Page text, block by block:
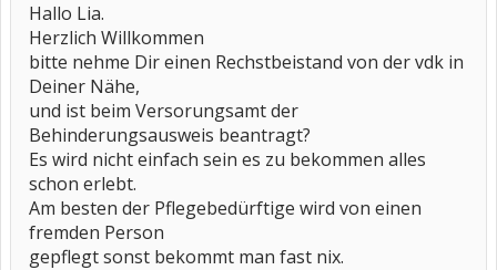
Hallo Lia.
Herzlich Willkommen
bitte nehme Dir einen Rechstbeistand von der vdk in
Deiner Nähe,
und ist beim Versorungsamt der
Behinderungsausweis beantragt?
Es wird nicht einfach sein es zu bekommen alles
schon erlebt.
Am besten der Pflegebedürftige wird von einen
fremden Person
gepflegt sonst bekommt man fast nix.